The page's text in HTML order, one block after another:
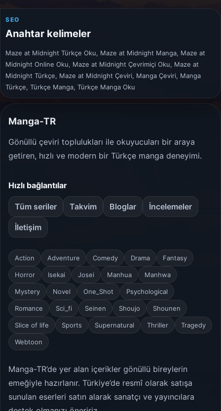
SEO
Anahtar kelimeler
Maze at Midnight Türkçe Oku, Maze at Midnight Manga, Maze at
Midnight Online Oku, Maze at Midnight Çevrimiçi Oku, Maze at
Midnight Türkçe, Maze at Midnight Çeviri, Manga Çeviri, Manga
Türkçe, Türkçe Manga, Türkçe Manga Oku
Manga-TR
Gönüllü çeviri toplulukları ile okuyucuları bir araya
getiren, hızlı ve modern bir Türkçe manga deneyimi.
Hızlı bağlantılar
Tüm seriler Takvim Bloglar İncelemeler
İletişim
Action Adventure Comedy Drama Fantasy
Horror Isekai Josei Manhua Manhwa
Mystery Novel One_Shot Psychological
Romance Sci_fi Seinen Shoujo Shounen
Slice of life Sports Supernatural Thriller Tragedy
Webtoon
Manga-TR’de yer alan içerikler gönüllü bireylerin
emeğiyle hazırlanır. Türkiye’de resmî olarak satışa
sunulan eserleri satın alarak sanatçı ve yayıncılara